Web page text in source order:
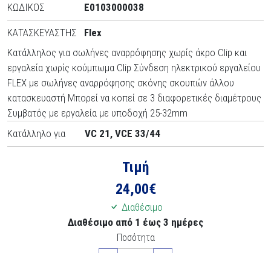
ΚΩΔΙΚΌΣ E0103000038
ΚΑΤΑΣΚΕΥΑΣΤΉΣ
Flex
Κατάλληλος για σωλήνες αναρρόφησης χωρίς άκρο Clip και
εργαλεία χωρίς κούμπωμα Clip Σύνδεση ηλεκτρικού εργαλείου
FLEX με σωλήνες αναρρόφησης σκόνης σκουπών άλλου
κατασκευαστή Μπορεί να κοπεί σε 3 διαφορετικές διαμέτρους
Συμβατός με εργαλεία με υποδοχή 25-32mm
Κατάλληλο για
VC 21, VCE 33/44
Τιμή
24,00€
Διαθέσιμο
Διαθέσιμο από 1 έως 3 ημέρες
Ποσότητα